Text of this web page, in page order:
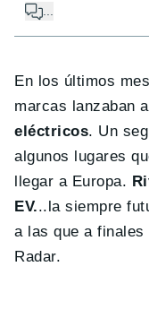
...
En los últimos
marcas lanzaban
eléctricos. Un
algunos lugares
llegar a Europa.
EV...la siempre
a las que a
Radar.